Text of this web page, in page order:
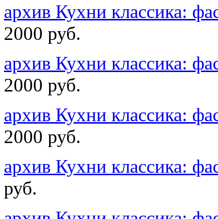
архив Кухни классика:
2000 руб.
архив Кухни классика:
2000 руб.
архив Кухни классика:
2000 руб.
архив Кухни классика:
руб.